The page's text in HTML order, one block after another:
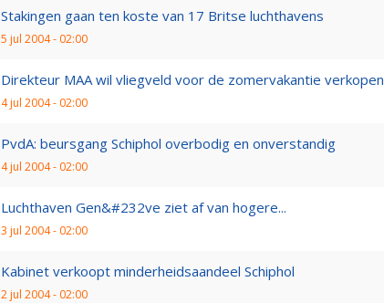
Stakingen gaan ten koste van 17 Britse luchthavens
5 jul 2004 - 02:00
Direkteur MAA wil vliegveld voor de zomervakantie verkopen
4 jul 2004 - 02:00
PvdA: beursgang Schiphol overbodig en onverstandig
4 jul 2004 - 02:00
Luchthaven Gen&#232ve ziet af van hogere...
3 jul 2004 - 02:00
Kabinet verkoopt minderheidsaandeel Schiphol
2 jul 2004 - 02:00